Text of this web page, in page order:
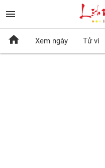
Xem ngày Tử vi